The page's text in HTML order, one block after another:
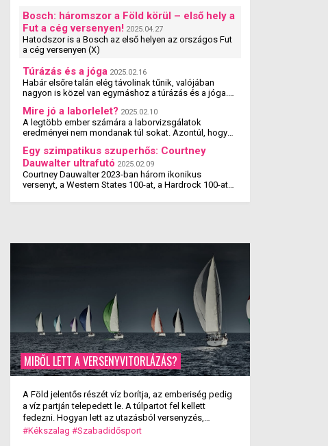
szakmai ...
Bosch: háromszor a Föld körül – első hely a
Fut a cég versenyen! 2025.04.27
Hatodszor is a Bosch az első helyen az országos Fut
a cég versenyen (X)
Túrázás és a jóga 2025.02.16
Habár elsőre talán elég távolinak tűnik, valójában
nagyon is közel van egymáshoz a túrázás és a jóga.
...
Mire jó a laborlelet? 2025.02.10
A legtöbb ember számára a laborvizsgálatok
eredményei nem mondanak túl sokat. Azontúl, hogy
értékek valószínűleg ...
Egy szimpatikus szuperhős: Courtney
Dauwalter ultrafutó 2025.02.09
Courtney Dauwalter 2023-ban három ikonikus
versenyt, a Western States 100-at, a Hardrock 100-at
kívül eddig még ...
MIBŐL LETT A VERSENYVITORLÁZÁS?
A Föld jelentős részét víz borítja, az emberiség pedig
a víz partján telepedett le. A túlpartot fel kellett
fedezni. Hogyan lett az utazásból versenyzés,
szórakozás? A versenyvitorlázás kialakulása.
#Kékszalag #Szabadidősport